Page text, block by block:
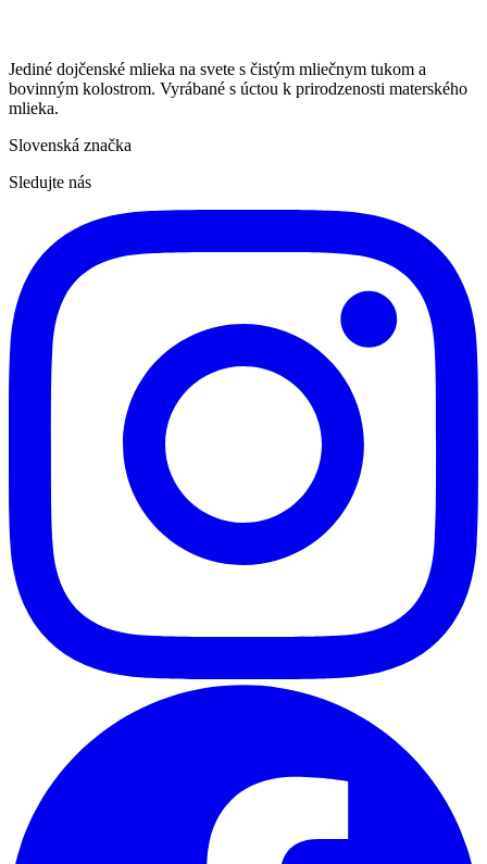
Jediné dojčenské mlieka na svete s čistým mliečnym tukom a
bovinným kolostrom. Vyrábané s úctou k prirodzenosti materského
mlieka.
Slovenská značka
Sledujte nás